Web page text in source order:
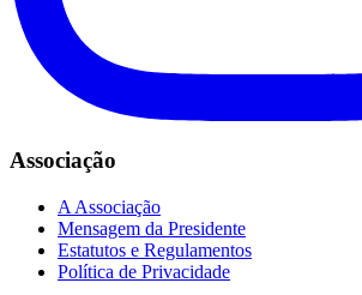
Associação
A Associação
Mensagem da Presidente
Estatutos e Regulamentos
Política de Privacidade